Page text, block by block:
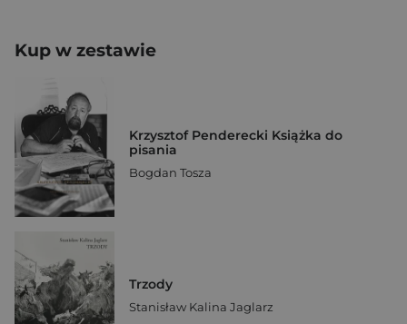
Kup w zestawie
Krzysztof Penderecki Książka do
pisania
Bogdan Tosza
Trzody
Stanisław Kalina Jaglarz